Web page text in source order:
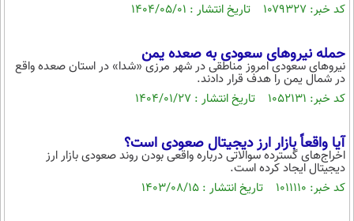
سلامت
اجتماعی
کد خبر: ۱۰۷۹۳۲۷ تاریخ انتشار : ۱۴۰۴/۰۵/۰۱
حمله نیروهای سعودی به صعده یمن
نیروهای سعودی امروز مناطقی در شهر مرزی «شدا» در استان صعده واقع
در شمال یمن را هدف قرار دادند.
کد خبر: ۱۰۵۲۱۳۱ تاریخ انتشار : ۱۴۰۴/۰۱/۲۷
آیا واقعاً بازار ارز دیجیتال صعودی است؟
اخراج‌های گسترده سوالاتی درباره واقعی بودن روند صعودی بازار ارز
دیجیتال ایجاد کرده است.
کد خبر: ۱۰۱۱۱۱۰ تاریخ انتشار : ۱۴۰۳/۰۸/۱۵